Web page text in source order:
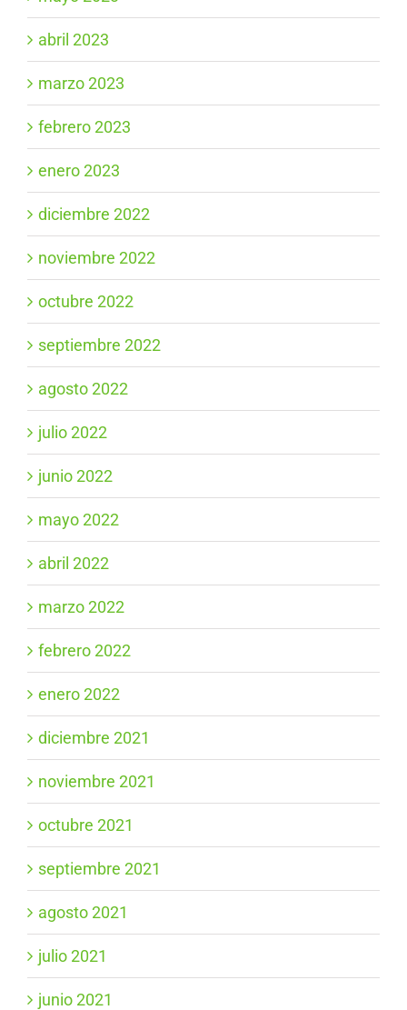
abril 2023
marzo 2023
febrero 2023
enero 2023
diciembre 2022
noviembre 2022
octubre 2022
septiembre 2022
agosto 2022
julio 2022
junio 2022
mayo 2022
abril 2022
marzo 2022
febrero 2022
enero 2022
diciembre 2021
noviembre 2021
octubre 2021
septiembre 2021
agosto 2021
julio 2021
junio 2021